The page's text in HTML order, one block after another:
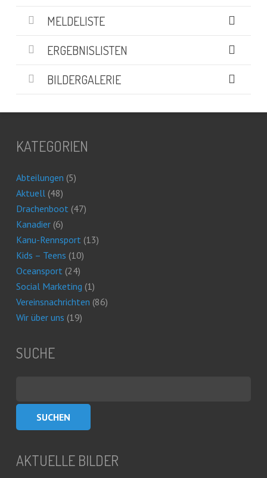
MELDELISTE
ERGEBNISLISTEN
BILDERGALERIE
KATEGORIEN
Abteilungen (5)
Aktuell(48)
Drachenboot(47)
Kanadier(6)
Kanu-Rennsport(13)
Kids – Teens (10)
Oceansport(24)
Social Marketing (1)
Vereinsnachrichten (86)
Wir über uns (19)
SUCHE
AKTUELLE BILDER